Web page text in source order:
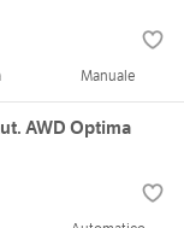
Manuale
AWD Optima